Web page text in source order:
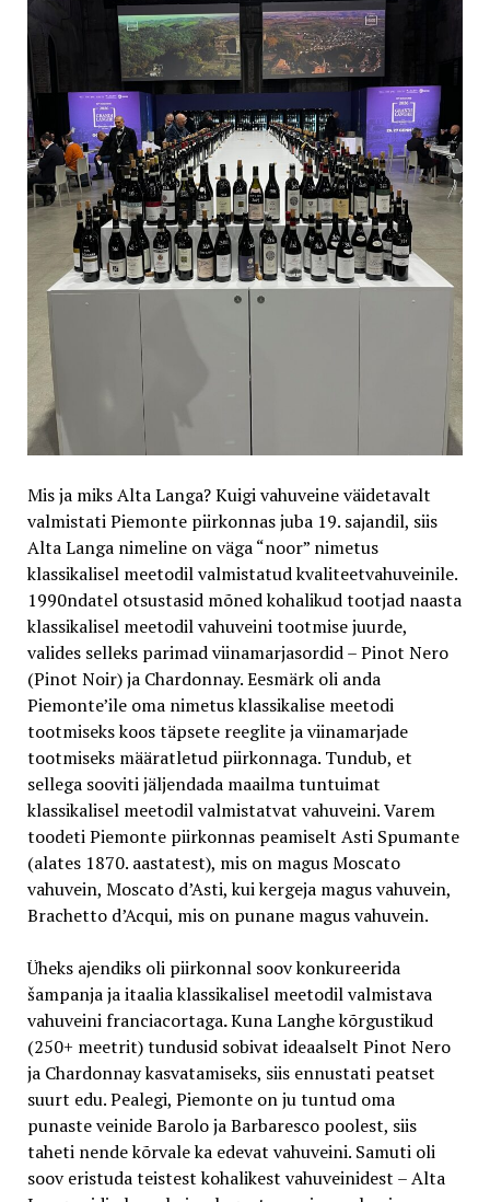
Mis ja miks Alta Langa? Kuigi vahuveine väidetavalt
valmistati Piemonte piirkonnas juba 19. sajandil, siis
Alta Langa nimeline on väga “noor” nimetus
klassikalisel meetodil valmistatud kvaliteetvahuveinile.
1990ndatel otsustasid mõned kohalikud tootjad naasta
klassikalisel meetodil vahuveini tootmise juurde,
valides selleks parimad viinamarjasordid – Pinot Nero
(Pinot Noir) ja Chardonnay. Eesmärk oli anda
Piemonte’ile oma nimetus klassikalise meetodi
tootmiseks koos täpsete reeglite ja viinamarjade
tootmiseks määratletud piirkonnaga. Tundub, et
sellega sooviti jäljendada maailma tuntuimat
klassikalisel meetodil valmistatvat vahuveini. Varem
toodeti Piemonte piirkonnas peamiselt Asti Spumante
(alates 1870. aastatest), mis on magus Moscato
vahuvein, Moscato d’Asti, kui kergeja magus vahuvein,
Brachetto d’Acqui, mis on punane magus vahuvein.
Üheks ajendiks oli piirkonnal soov konkureerida
šampanja ja itaalia klassikalisel meetodil valmistava
vahuveini franciacortaga.Kuna Langhe kõrgustikud
(250+ meetrit) tundusid sobivat ideaalselt Pinot Nero
ja Chardonnay kasvatamiseks, siis ennustati peatset
suurt edu. Pealegi, Piemonte on ju tuntud oma
punaste veinide Barolo ja Barbaresco poolest, siis
taheti nende kõrvale ka edevat vahuveini. Samuti oli
soov eristuda teistest kohalikest vahuveinidest – Alta